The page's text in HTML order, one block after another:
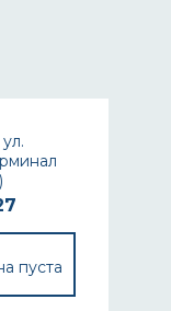
пуста